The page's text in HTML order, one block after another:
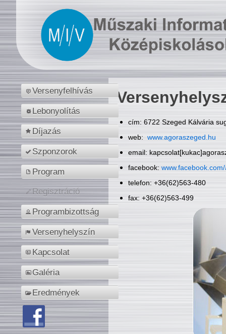
Versenyfelhívás
Lebonyolítás
Díjazás
Szponzorok
Program
Regisztráció
Programbizottság
Versenyhelyszín
Kapcsolat
Galéria
Eredmények
cím: 6722 Szeged Kálvária
web: www.agoraszeged.hu
email:
facebook:
telefon: +36(62)563-480
fax: +36(62)563-499